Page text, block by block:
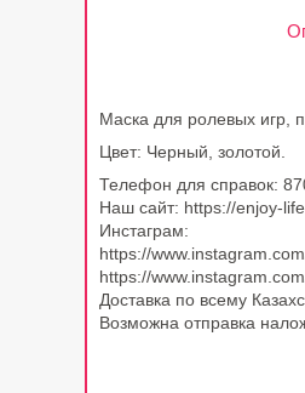
Маска для ролевых игр,
Цвет: Черный, золотой.
Телефон для справок:
Наш сайт: https://enjoy-
Инстаграм:
https://
https://
Доставка по всему
Возможна отправка